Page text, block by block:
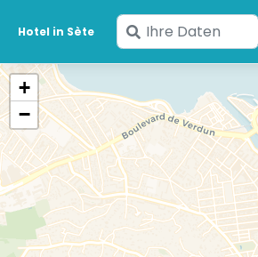
Hotel in Sète
Geben
Sie
Daten
ein
+
−